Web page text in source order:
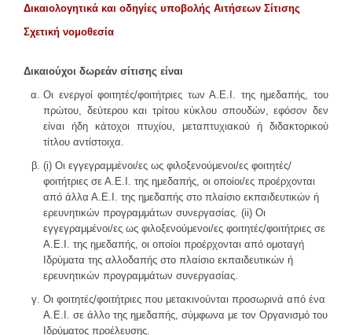
Δικαιολογητικά και οδηγίες υποβολής Αιτήσεων Σίτισης
Σχετική νομοθεσία
Δικαιούχοι δωρεάν σίτισης είναι
Οι ενεργοί φοιτητές/φοιτήτριες των Α.Ε.Ι. της ημεδαπής, του
πρώτου, δεύτερου και τρίτου κύκλου σπουδών, εφόσον δεν
είναι ήδη κάτοχοι πτυχίου, μεταπτυχιακού ή διδακτορικού
τίτλου αντίστοιχα.
(i) Οι εγγεγραμμένοι/ες ως φιλοξενούμενοι/ες φοιτητές/
φοιτήτριες σε Α.Ε.Ι. της ημεδαπής, οι οποίοι/ες προέρχονται
από άλλα Α.Ε.Ι. της ημεδαπής στο πλαίσιο εκπαιδευτικών ή
ερευνητικών προγραμμάτων συνεργασίας. (ii) Οι
εγγεγραμμένοι/ες ως φιλοξενούμενοι/ες φοιτητές/φοιτήτριες σε
Α.Ε.Ι. της ημεδαπής, οι οποίοι προέρχονται από ομοταγή
Ιδρύματα της αλλοδαπής στο πλαίσιο εκπαιδευτικών ή
ερευνητικών προγραμμάτων συνεργασίας.
Οι φοιτητές/φοιτήτριες που μετακινούνται προσωρινά από ένα
Α.Ε.Ι. σε άλλο της ημεδαπής, σύμφωνα με τον Οργανισμό του
Ιδρύματος προέλευσης.